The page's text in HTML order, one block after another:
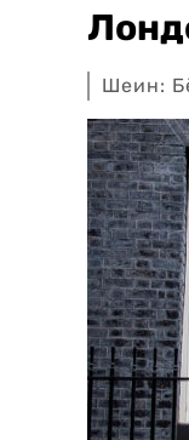
Шеин: